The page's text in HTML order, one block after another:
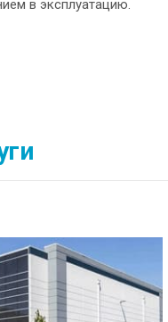
в эксплуатацию.